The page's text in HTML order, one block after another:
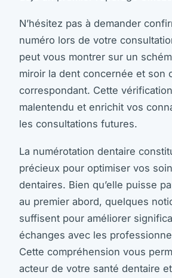
N’hésitez pas à demander
numéro lors de votre
peut vous montrer sur un
miroir la dent concernée et son
correspondant. Cette
malentendu et enrichit vos
les consultations futures.
La numérotation dentaire
précieux pour optimiser vos
dentaires. Bien qu’elle puisse
au premier abord, quelques
suffisent pour améliorer
échanges avec les
Cette compréhension vous
acteur de votre santé dentaire